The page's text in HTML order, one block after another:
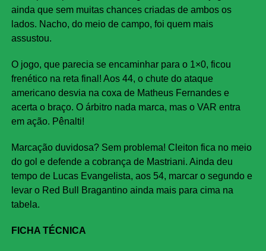
ainda que sem muitas chances criadas de ambos os
lados. Nacho, do meio de campo, foi quem mais
assustou.
O jogo, que parecia se encaminhar para o 1×0, ficou
frenético na reta final! Aos 44, o chute do ataque
americano desvia na coxa de Matheus Fernandes e
acerta o braço. O árbitro nada marca, mas o VAR entra
em ação. Pênalti!
Marcação duvidosa? Sem problema! Cleiton fica no meio
do gol e defende a cobrança de Mastriani. Ainda deu
tempo de Lucas Evangelista, aos 54, marcar o segundo e
levar o Red Bull Bragantino ainda mais para cima na
tabela.
FICHA TÉCNICA